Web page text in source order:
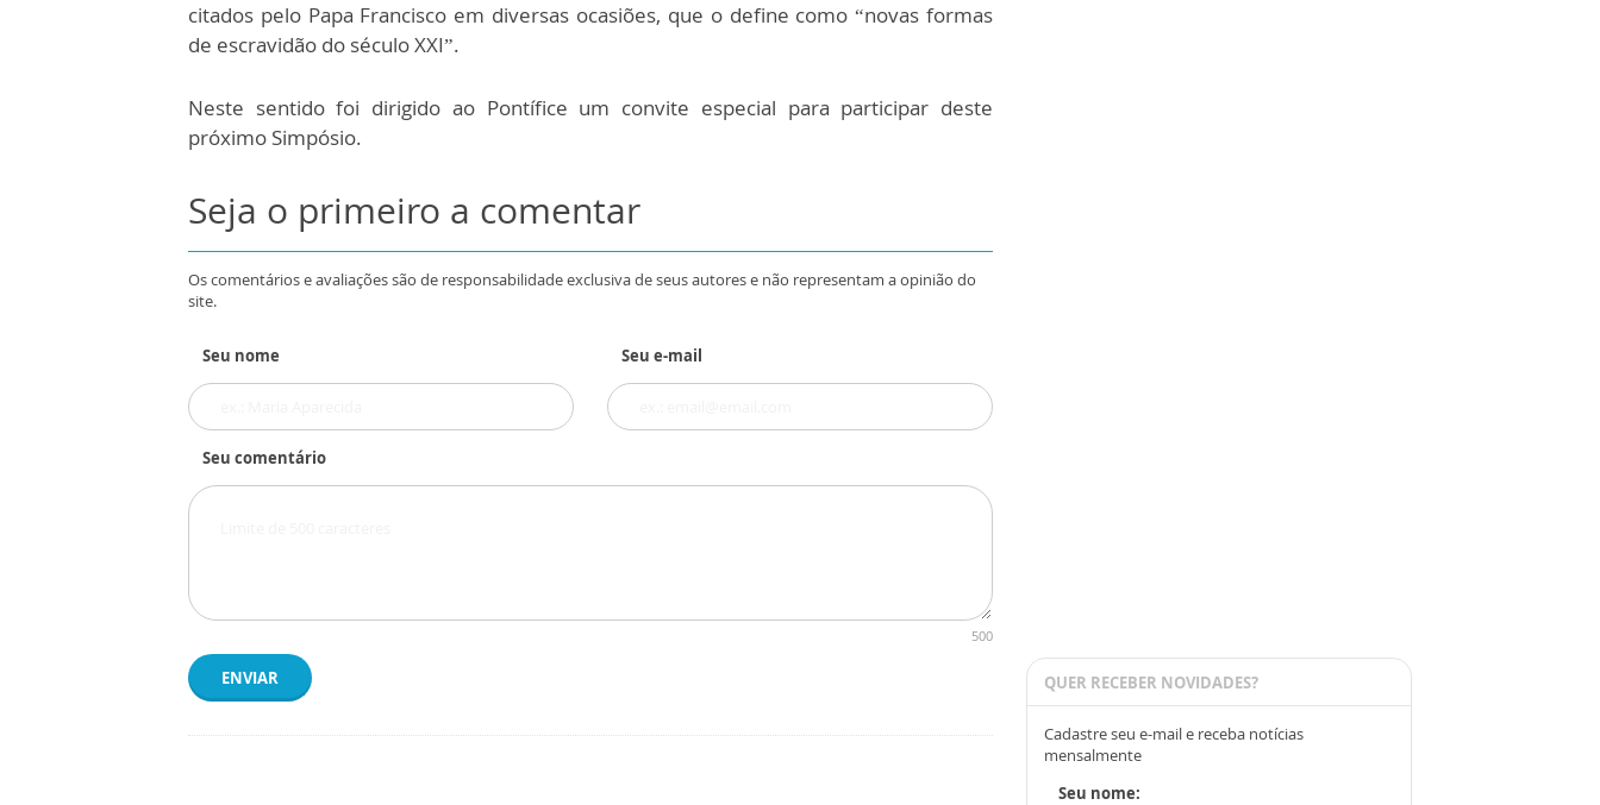
citados pelo Papa Francisco em diversas ocasiões, que o define como “novas formas
de escravidão do século XXI”.
Neste sentido foi dirigido ao Pontífice um convite especial para participar deste
próximo Simpósio.
Seja o primeiro a comentar
Os comentários e avaliações são de responsabilidade exclusiva de seus autores e não representam a opinião do
site.
Seu nome Seu e-mail
Seu comentário
500
ENVIAR QUER RECEBER NOVIDADES?
Cadastre seu e-mail e receba notícias
mensalmente
Seu nome: